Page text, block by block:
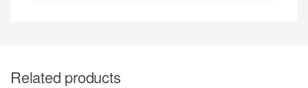
Related products